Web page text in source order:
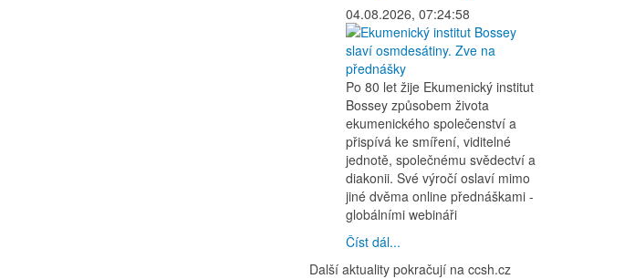
04.08.2026, 07:24:58
Po 80 let žije Ekumenický institut
Bossey způsobem života
ekumenického společenství a
přispívá ke smíření, viditelné
jednotě, společnému svědectví a
diakonii. Své výročí oslaví mimo
jiné dvěma online přednáškami -
globálními webináři
Číst dál...
Další aktuality pokračují na ccsh.cz